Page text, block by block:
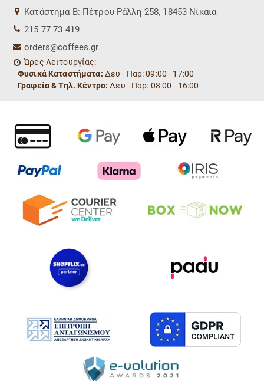
Kατάστημα Β: Πέτρου Ράλλη 258, 18453 Νίκαια
215 77 73 419
orders@coffees.gr
Ώρες Λειτουργίας:
Φυσικά Καταστήματα: Δευ - Παρ: 09:00 - 17:00
Γραφεία & Τηλ. Κέντρο: Δευ - Παρ: 08:00 - 16:00